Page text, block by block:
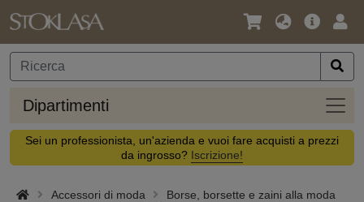
Lingua
Valuta
Offerta
Dipartimenti
Sei un professionista, un'azienda e vuoi fare acquisti a prezzi
da ingrosso? Iscrizione!
Accessori di moda
Borse, borsette e zaini alla moda